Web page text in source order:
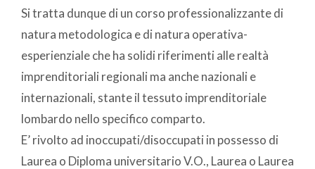
Si tratta dunque di un corso professionalizzante di
natura metodologica e di natura operativa-
esperienziale che ha solidi riferimenti alle realtà
imprenditoriali regionali ma anche nazionali e
internazionali, stante il tessuto imprenditoriale
lombardo nello specifico comparto.
E’ rivolto ad inoccupati/disoccupati in possesso di
Laurea o Diploma universitario V.O., Laurea o Laurea